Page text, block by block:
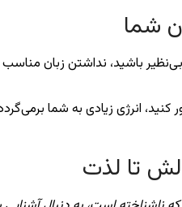
باشید، نداشتن زبان مناسب
انرژی زیادی به شما